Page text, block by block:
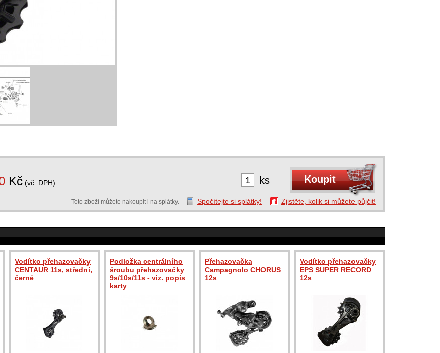
Kč (vč. DPH) ks
Toto zboží můžete nakoupit i na splátky. Spočítejte si splátky! Zjistěte, kolik si můžete půjčit!
Vodítko přehazovačky
CENTAUR 11s, střední,
černé
Podložka centrálního
šroubu přehazovačky
9s/10s/11s - viz. popis
karty
Přehazovačka
Campagnolo CHORUS
12s
Vodítko přehazovačky
EPS SUPER RECORD
12s